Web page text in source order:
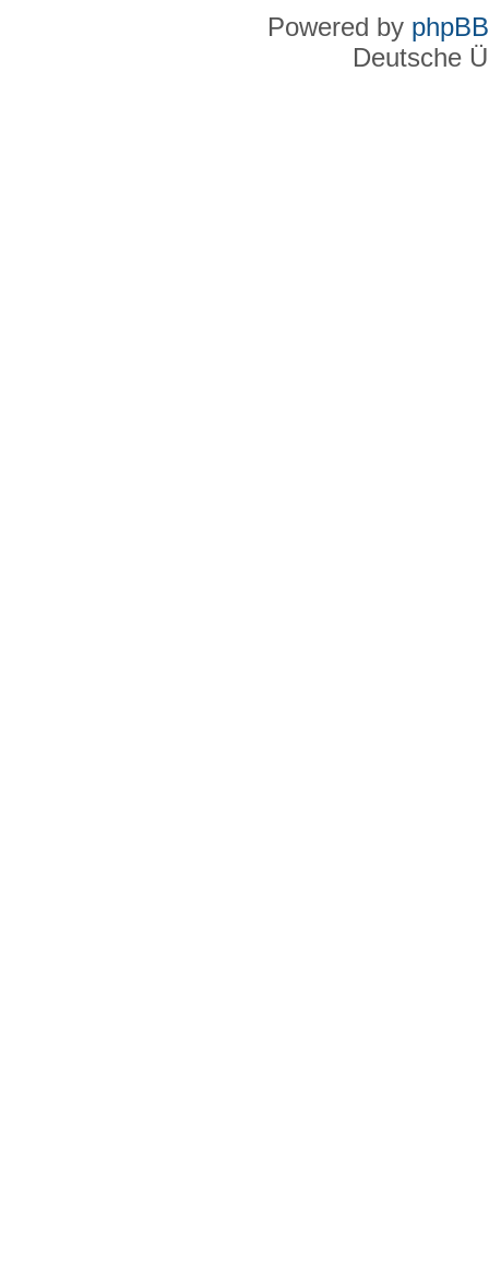
Powered by phpBB
Deutsche